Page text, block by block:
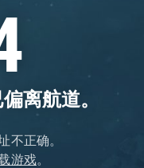
离航道。
不正确。
游戏。